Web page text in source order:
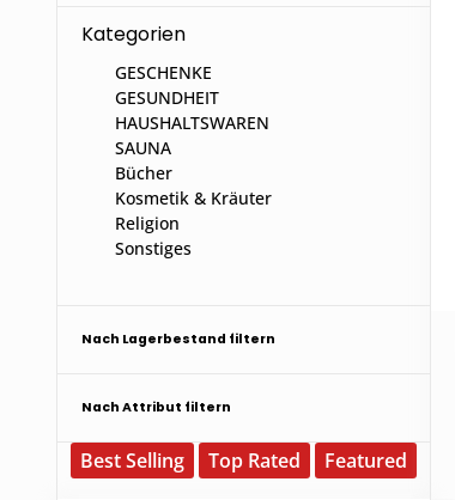
Kategorien
GESCHENKE
GESUNDHEIT
HAUSHALTSWAREN
SAUNA
Bücher
Kosmetik & Kräuter
Religion
Sonstiges
Nach Lagerbestand filtern
Nach Attribut filtern
Best Selling Top Rated Featured